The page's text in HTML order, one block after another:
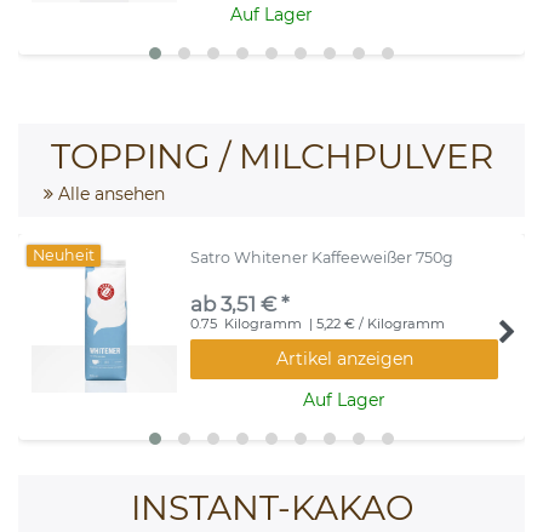
Auf Lager
TOPPING / MILCHPULVER
Alle ansehen
Neuheit Satro Whitener Kaffeeweißer 750g
ab 3,51 € *
0.75 Kilogramm | 5,22 € / Kilogramm
Artikel anzeigen
Auf Lager
INSTANT-KAKAO